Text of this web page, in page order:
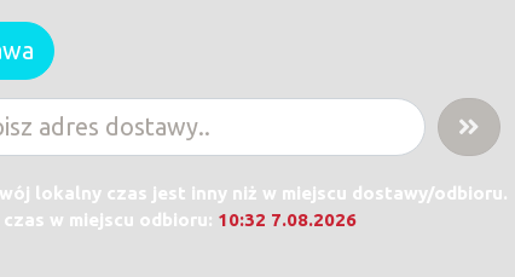
lokalny czas jest inny niż w miejscu dostawy/odbioru.
w miejscu odbioru: 10:32 7.08.2026